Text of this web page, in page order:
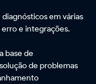
em várias
e integrações.
base de
de problemas